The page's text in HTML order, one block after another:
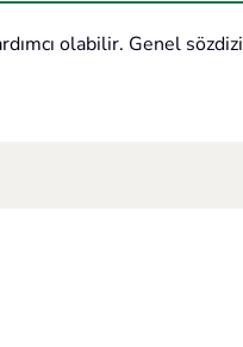
olabilir. Genel